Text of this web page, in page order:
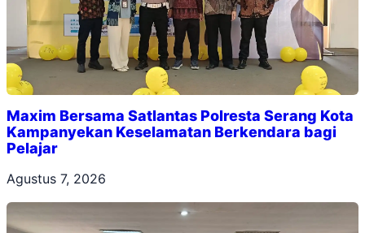
Maxim Bersama Satlantas Polresta Serang Kota
Kampanyekan Keselamatan Berkendara bagi
Pelajar
Agustus 7, 2026